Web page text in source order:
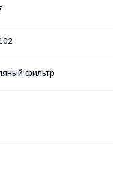
фильтр